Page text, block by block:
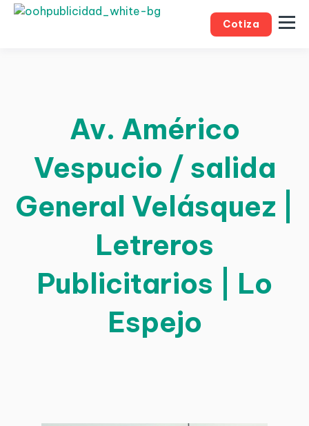
Cotiza
Av. Américo
Vespucio / salida
General Velásquez |
Letreros
Publicitarios | Lo
Espejo